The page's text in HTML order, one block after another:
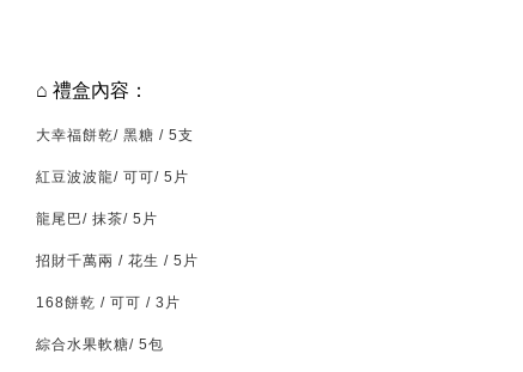
⌂ 禮盒內容：
大幸福餅乾/ 黑糖 / 5支
紅豆波波龍/ 可可/ 5片
龍尾巴/ 抹茶/ 5片
招財千萬兩 / 花生 / 5片
168餅乾 / 可可 / 3片
綜合水果軟糖/ 5包